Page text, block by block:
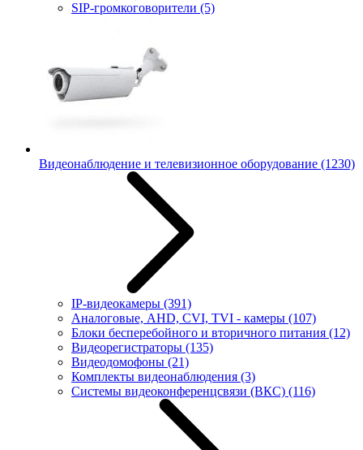
SIP-громкоговорители (5)
Видеонаблюдение и телевизионное оборудование (1230)
IP-видеокамеры (391)
Аналоговые, AHD, CVI, TVI - камеры (107)
Блоки бесперебойного и вторичного питания (12)
Видеорегистраторы (135)
Видеодомофоны (21)
Комплекты видеонаблюдения (3)
Системы видеоконференцсвязи (ВКС) (116)